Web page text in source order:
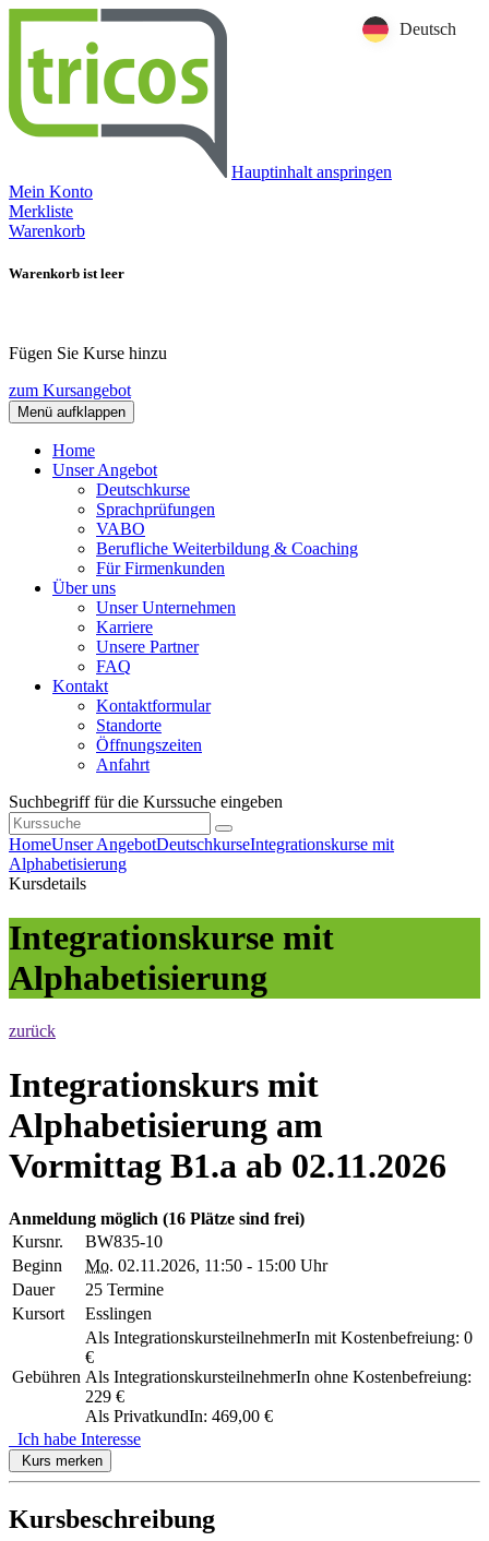
Hauptinhalt anspringen
Mein Konto
Merkliste
Warenkorb
Warenkorb ist leer
Fügen Sie Kurse hinzu
zum Kursangebot
Menü aufklappen
Home
Unser Angebot
Deutschkurse
Sprachprüfungen
VABO
Berufliche Weiterbildung & Coaching
Für Firmenkunden
Über uns
Unser Unternehmen
Karriere
Unsere Partner
FAQ
Kontakt
Kontaktformular
Standorte
Öffnungszeiten
Anfahrt
Suchbegriff für die Kurssuche eingeben
HomeUnser AngebotDeutschkurseIntegrationskurse mit
Alphabetisierung
Kursdetails
Integrationskurse mit
Alphabetisierung
zurück
Integrationskurs mit
Alphabetisierung am
Vormittag B1.a ab 02.11.2026
Anmeldung möglich (16 Plätze sind frei)
Kursnr.
BW835-10
Beginn
Mo. 02.11.2026, 11:50 - 15:00 Uhr
Dauer
25 Termine
Kursort
Esslingen
Gebühren
Als IntegrationskursteilnehmerIn mit Kostenbefreiung: 0
€
Als IntegrationskursteilnehmerIn ohne Kostenbefreiung:
229 €
Als PrivatkundIn: 469,00 €
Ich habe Interesse
Kurs merken
Kursbeschreibung
Deutsch